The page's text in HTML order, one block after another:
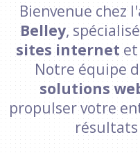
Bienvenue chez l'
Belley,
sites internet
Notre équipe
solutions
propulser votre
résultats